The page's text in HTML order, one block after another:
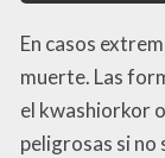
En casos
muerte. Las
el kwashiorkor
peligrosas si no